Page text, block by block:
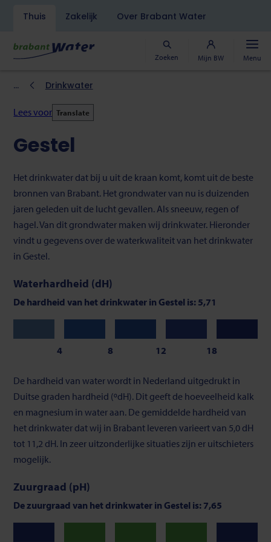
Overslaan
naar
de
gaan
Thuis Zakelijk Over Brabant Water
Zoeken Mijn BW Menu
Kruimelpad
Drinkwater
Lees voor Translate
Gestel
Het drinkwater dat bij u uit de kraan komt, komt uit de beste
bronnen van Brabant. Het grondwater van nu is duizenden
jaren geleden uit de lucht gevallen. Als sneeuw, regen of
hagel. Van dit grondwater maken wij drinkwater. Hieronder
vindt u gegevens over de waterkwaliteit van het drinkwater
in Gestel.
Waterhardheid (dH)
De hardheid van het drinkwater in Gestel is: 5,71
zacht
4 8 12
hard
18
Schaalverdeling
van
waterhardheid
De hardheid van water wordt in Nederland uitgedrukt in
Duitse graden hardheid (ºdH). Dit geeft de hoeveelheid kalk
en magnesium in water aan. De gemiddelde hardheid van
het drinkwater dat wij in Brabant leveren varieert van 5,0 dH
tot 11,2 dH. In zeer uitzonderlijke situaties zijn er uitschieters
mogelijk.
Zuurgraad (pH)
De zuurgraad van het drinkwater in Gestel is: 7,65
NeutraalNeutraalNeutraal